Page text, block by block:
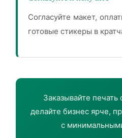
Согласуйте макет,
готовые стикеры в
Заказывайте
делайте бизнес ярче,
с